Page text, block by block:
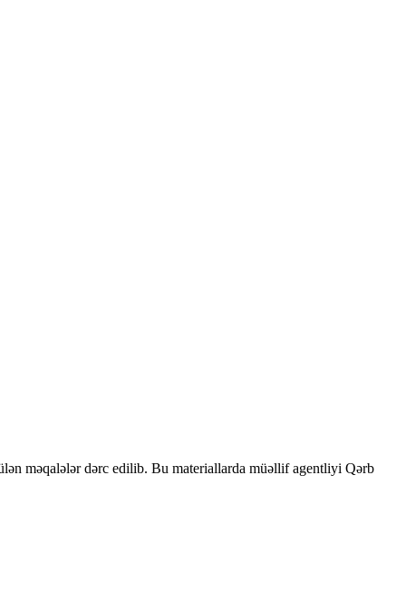
məqalələr dərc edilib. Bu materiallarda müəllif agentliyi Qərb